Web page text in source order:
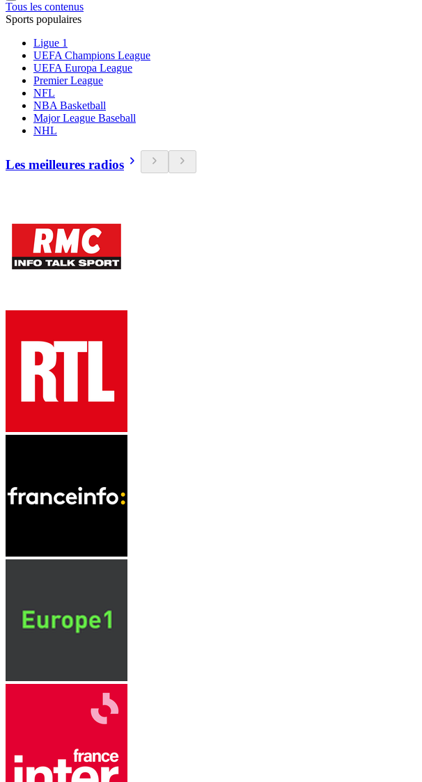
Tous les contenus
Sports populaires
Ligue 1
UEFA Champions League
UEFA Europa League
Premier League
NFL
NBA Basketball
Major League Baseball
NHL
Les meilleures radios